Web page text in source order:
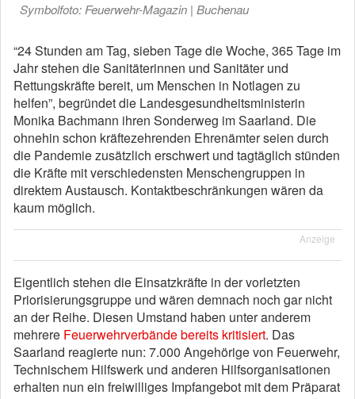
Symbolfoto: Feuerwehr-Magazin | Buchenau
“24 Stunden am Tag, sieben Tage die Woche, 365 Tage im
Jahr stehen die Sanitäterinnen und Sanitäter und
Rettungskräfte bereit, um Menschen in Notlagen zu
helfen”, begründet die Landesgesundheitsministerin
Monika Bachmann ihren Sonderweg im Saarland. Die
ohnehin schon kräftezehrenden Ehrenämter seien durch
die Pandemie zusätzlich erschwert und tagtäglich stünden
die Kräfte mit verschiedensten Menschengruppen in
direktem Austausch. Kontaktbeschränkungen wären da
kaum möglich.
Anzeige
Eigentlich stehen die Einsatzkräfte in der vorletzten
Priorisierungsgruppe und wären demnach noch gar nicht
an der Reihe. Diesen Umstand haben unter anderem
mehrere Feuerwehrverbände bereits kritisiert. Das
Saarland reagierte nun: 7.000 Angehörige von Feuerwehr,
Technischem Hilfswerk und anderen Hilfsorganisationen
erhalten nun ein freiwilliges Impfangebot mit dem Präparat